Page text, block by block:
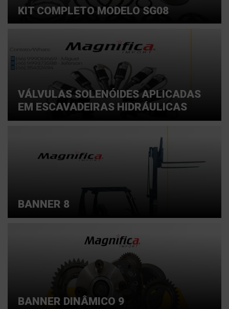
KIT COMPLETO MODELO SG08
VÁLVULAS SOLENÓIDES APLICADAS
EM ESCAVADEIRAS HIDRÁULICAS
BANNER 8
BANNER DINÂMICO 9